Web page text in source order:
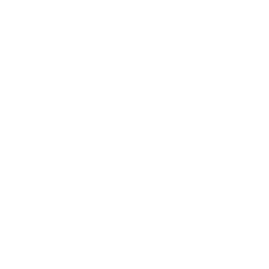
vor der Wiedereröffnung